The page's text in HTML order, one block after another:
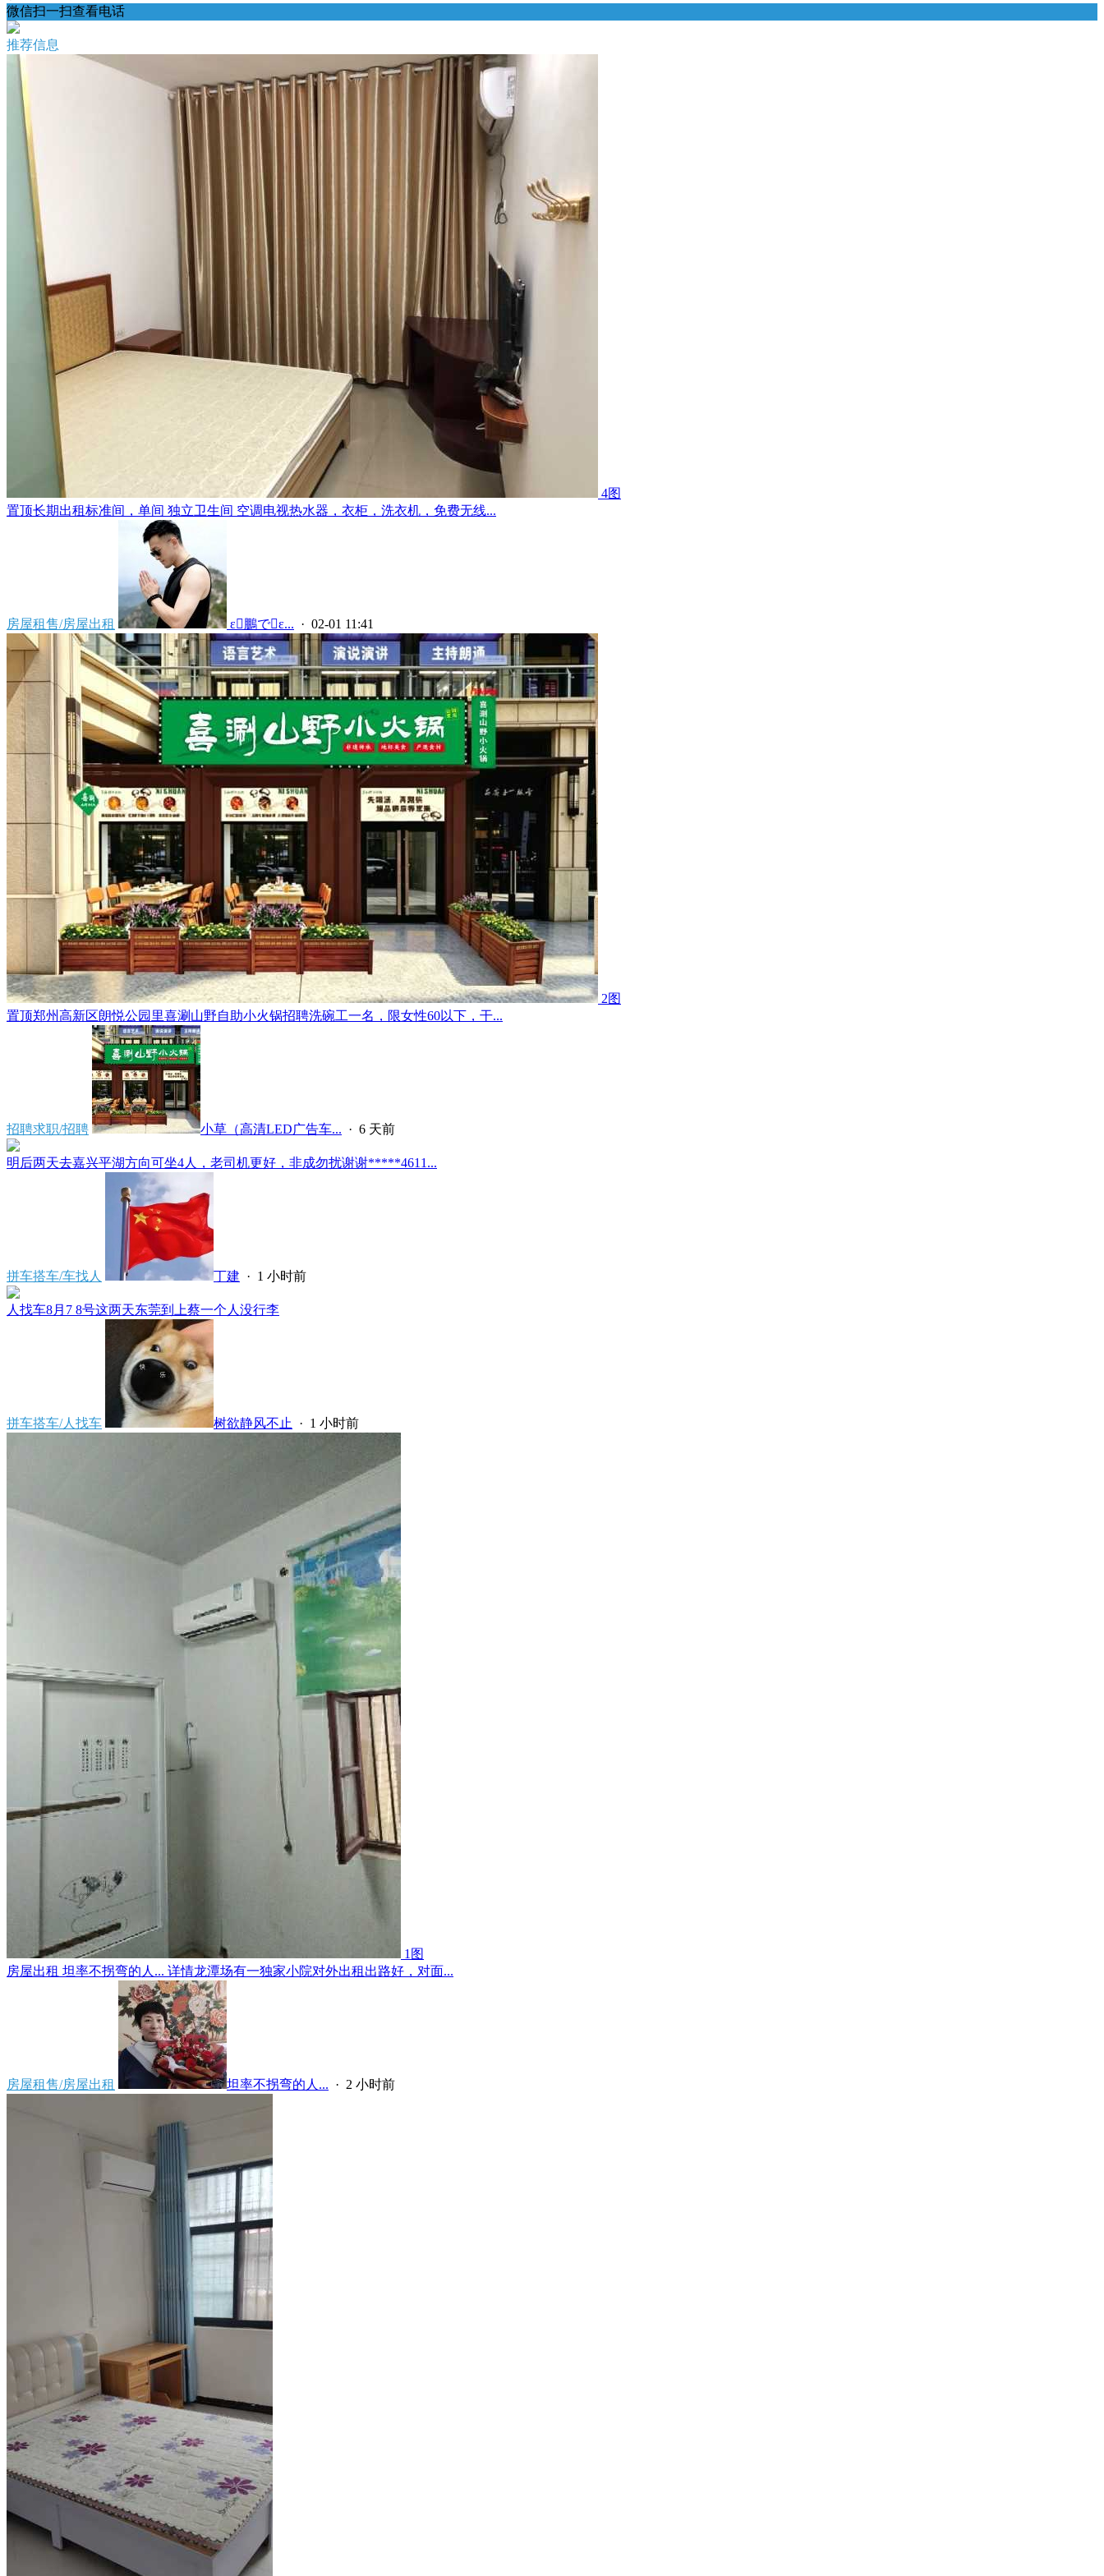
微信扫一扫查看电话
推荐信息
4图
置顶长期出租标准间，单间 独立卫生间 空调电视热水器，衣柜，洗衣机，免费无线...
房屋租售/房屋出租  ε鵬でε... · 02-01 11:41
2图
置顶郑州高新区朗悦公园里喜涮山野自助小火锅招聘洗碗工一名，限女性60以下，干...
招聘求职/招聘 小草（高清LED广告车... · 6 天前
明后两天去嘉兴平湖方向可坐4人，老司机更好，非成勿扰谢谢*****4611...
拼车搭车/车找人 丁建 · 1 小时前
人找车8月7 8号这两天东莞到上蔡一个人没行李
拼车搭车/人找车 树欲静风不止 · 1 小时前
1图
房屋出租 坦率不拐弯的人... 详情龙潭场有一独家小院对外出租出路好，对面...
房屋租售/房屋出租 坦率不拐弯的人... · 2 小时前